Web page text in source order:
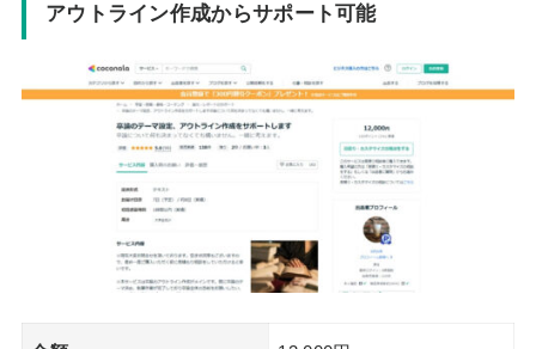
アウトライン作成からサポート可能